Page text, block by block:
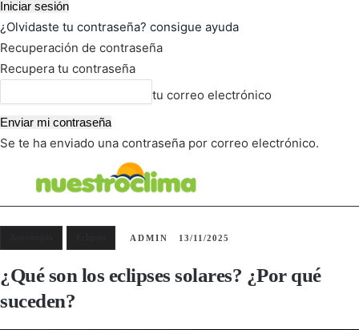
¿Olvidaste tu contraseña? consigue ayuda
Recuperación de contraseña
Recupera tu contraseña
tu correo electrónico
Se te ha enviado una contraseña por correo electrónico.
ADMIN 13/11/2025
¿Qué son los eclipses solares? ¿Por qué
suceden?